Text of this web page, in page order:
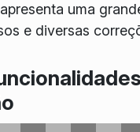
uma
e diversas